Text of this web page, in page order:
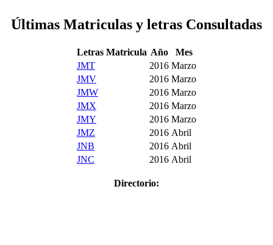
Últimas Matriculas y letras Consultadas
Letras Matricula Año
Mes
JMT
2016 Marzo
JMV
2016 Marzo
JMW
2016 Marzo
JMX
2016 Marzo
JMY
2016 Marzo
JMZ
2016 Abril
JNB
2016 Abril
JNC
2016 Abril
Directorio: